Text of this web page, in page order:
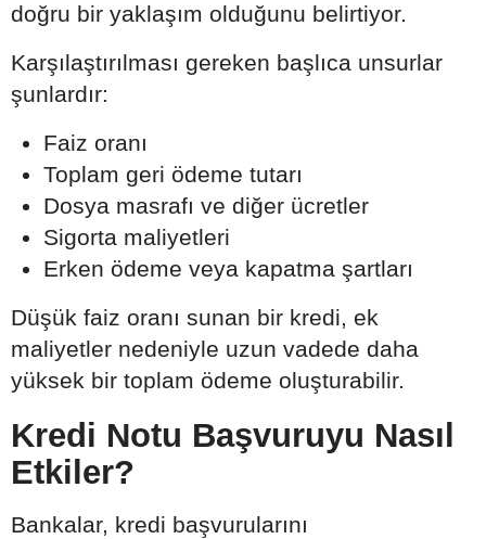
doğru bir yaklaşım olduğunu belirtiyor.
Karşılaştırılması gereken başlıca unsurlar
şunlardır:
Faiz oranı
Toplam geri ödeme tutarı
Dosya masrafı ve diğer ücretler
Sigorta maliyetleri
Erken ödeme veya kapatma şartları
Düşük faiz oranı sunan bir kredi, ek
maliyetler nedeniyle uzun vadede daha
yüksek bir toplam ödeme oluşturabilir.
Kredi Notu Başvuruyu Nasıl
Etkiler?
Bankalar, kredi başvurularını